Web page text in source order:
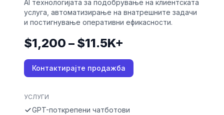
AI технологијата за подобрување на клиентската
услуга, автоматизирање на внатрешните задачи
и постигнување оперативни ефикасности.
$1,200 – $11.5K+
Контактирајте продажба
УСЛУГИ
GPT-поткрепени чатботови